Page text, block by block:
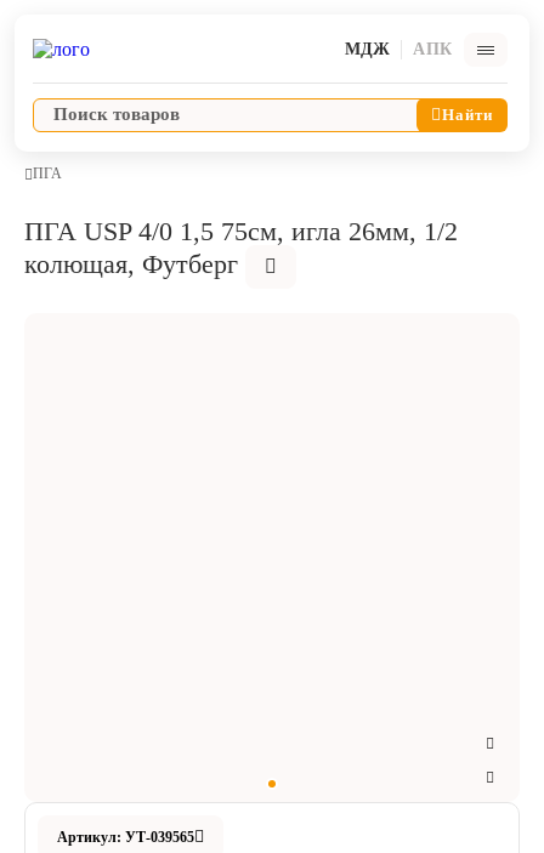
МДЖ АПК
Найти
Ветпрепараты
ПГА
ПГА USP 4/0 1,5 75см, игла 26мм, 1/2
колющая, Футберг
Артикул: УТ-039565